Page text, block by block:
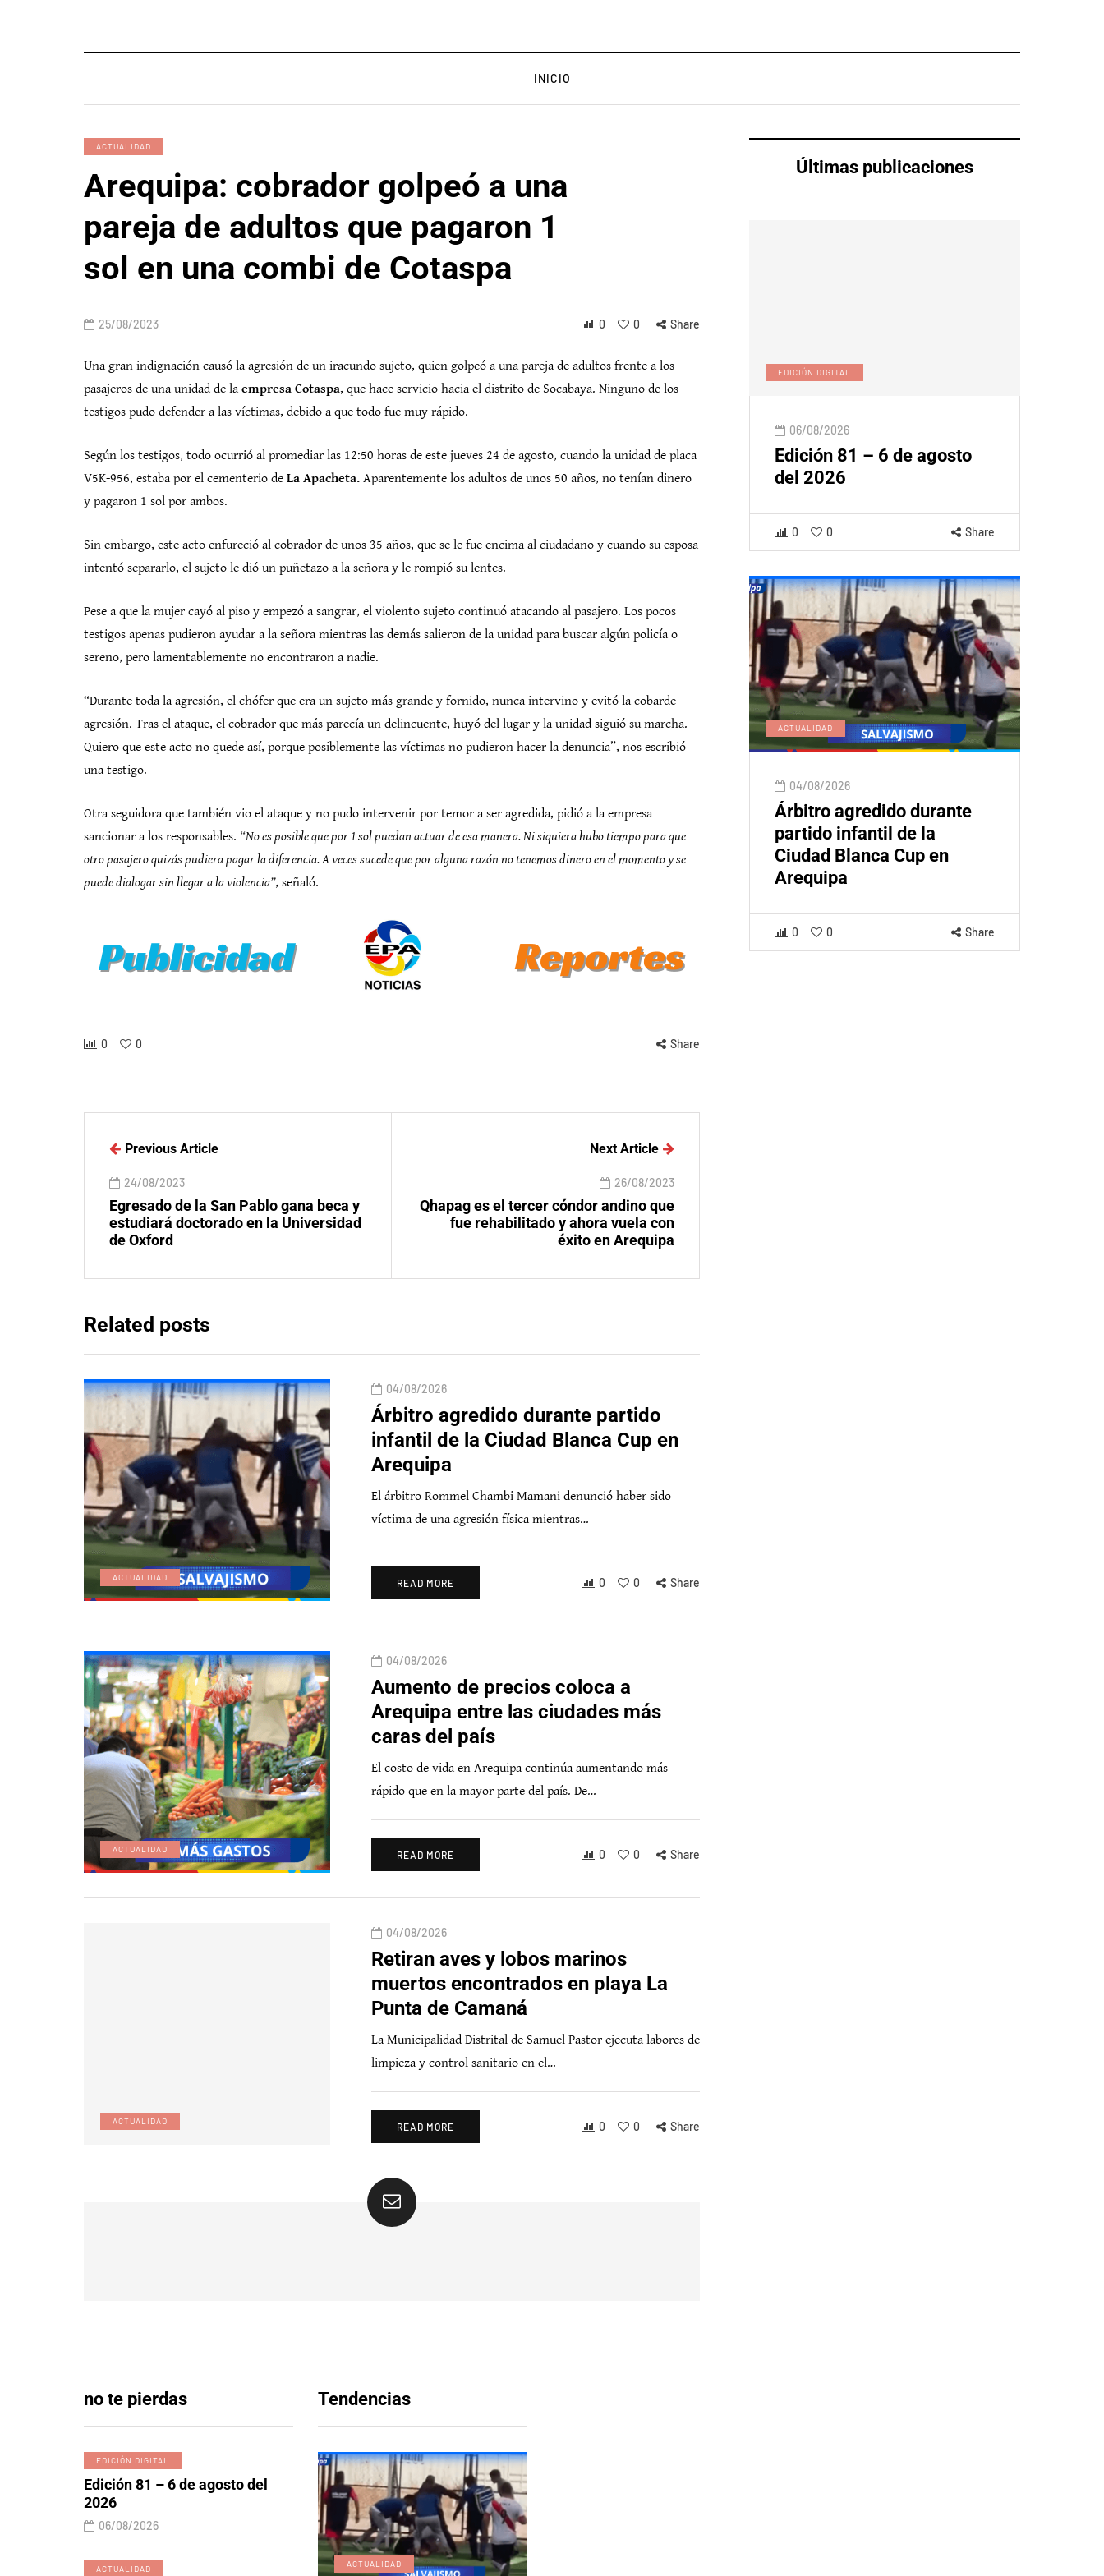
INICIO
ACTUALIDAD
Arequipa: cobrador golpeó a una
pareja de adultos que pagaron 1
sol en una combi de Cotaspa
25/08/2023 0 0 Share
Una gran indignación causó la agresión de un iracundo sujeto, quien golpeó a una pareja de adultos frente a los
pasajeros de una unidad de la empresa Cotaspa, que hace servicio hacia el distrito de Socabaya. Ninguno de los
testigos pudo defender a las víctimas, debido a que todo fue muy rápido.
Según los testigos, todo ocurrió al promediar las 12:50 horas de este jueves 24 de agosto, cuando la unidad de placa
V5K-956, estaba por el cementerio de La Apacheta. Aparentemente los adultos de unos 50 años, no tenían dinero
y pagaron 1 sol por ambos.
Sin embargo, este acto enfureció al cobrador de unos 35 años, que se le fue encima al ciudadano y cuando su esposa
intentó separarlo, el sujeto le dió un puñetazo a la señora y le rompió su lentes.
Pese a que la mujer cayó al piso y empezó a sangrar, el violento sujeto continuó atacando al pasajero. Los pocos
testigos apenas pudieron ayudar a la señora mientras las demás salieron de la unidad para buscar algún policía o
sereno, pero lamentablemente no encontraron a nadie.
“Durante toda la agresión, el chófer que era un sujeto más grande y fornido, nunca intervino y evitó la cobarde
agresión. Tras el ataque, el cobrador que más parecía un delincuente, huyó del lugar y la unidad siguió su marcha.
Quiero que este acto no quede así, porque posiblemente las víctimas no pudieron hacer la denuncia”, nos escribió
una testigo.
Otra seguidora que también vio el ataque y no pudo intervenir por temor a ser agredida, pidió a la empresa
sancionar a los responsables. “No es posible que por 1 sol puedan actuar de esa manera. Ni siquiera hubo tiempo para que
otro pasajero quizás pudiera pagar la diferencia. A veces sucede que por alguna razón no tenemos dinero en el momento y se
puede dialogar sin llegar a la violencia”, señaló.
0 0 Share
Últimas publicaciones
EDICIÓN DIGITAL
06/08/2026
Edición 81 – 6 de agosto
del 2026
0 0 Share
ACTUALIDAD
04/08/2026
Árbitro agredido durante
partido infantil de la
Ciudad Blanca Cup en
Arequipa
0 0 Share
Previous Article
24/08/2023
Egresado de la San Pablo gana beca y
estudiará doctorado en la Universidad
de Oxford
Next Article
26/08/2023
Qhapag es el tercer cóndor andino que
fue rehabilitado y ahora vuela con
éxito en Arequipa
Related posts
ACTUALIDAD
04/08/2026
Árbitro agredido durante partido
infantil de la Ciudad Blanca Cup en
Arequipa
El árbitro Rommel Chambi Mamani denunció haber sido
víctima de una agresión física mientras…
READ MORE 0 0 Share
ACTUALIDAD
04/08/2026
Aumento de precios coloca a
Arequipa entre las ciudades más
caras del país
El costo de vida en Arequipa continúa aumentando más
rápido que en la mayor parte del país. De…
READ MORE 0 0 Share
ACTUALIDAD
04/08/2026
Retiran aves y lobos marinos
muertos encontrados en playa La
Punta de Camaná
La Municipalidad Distrital de Samuel Pastor ejecuta labores de
limpieza y control sanitario en el…
READ MORE 0 0 Share
no te pierdas
EDICIÓN DIGITAL
Edición 81 – 6 de agosto del
2026
06/08/2026
ACTUALIDAD
Tendencias
ACTUALIDAD